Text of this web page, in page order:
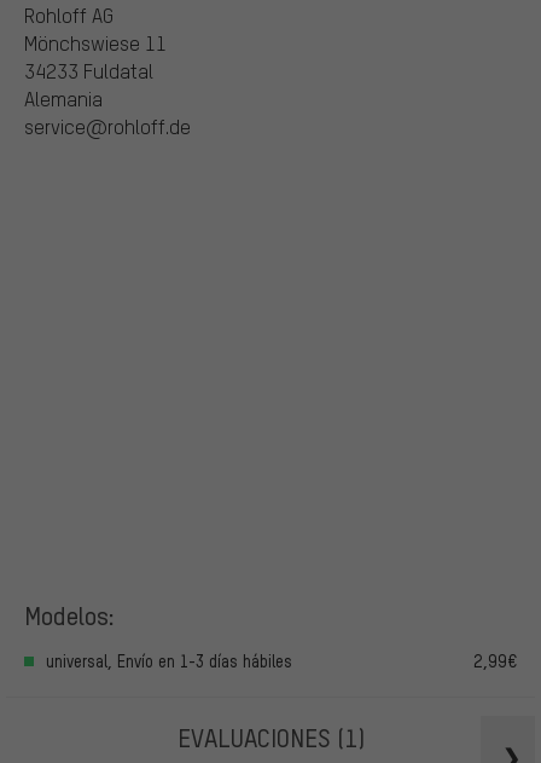
Rohloff AG
Mönchswiese 11
34233 Fuldatal
Alemania
service@rohloff.de
Modelos:
universal, Envío en 1-3 días hábiles 2,99€
EVALUACIONES (1)